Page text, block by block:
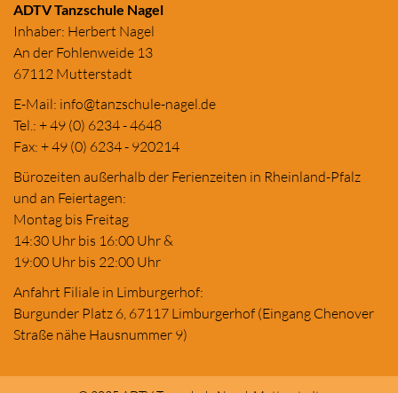
ADTV Tanzschule Nagel
Inhaber: Herbert Nagel
An der Fohlenweide 13
67112 Mutterstadt
E-Mail: info@tanzschule-nagel.de
Tel.: + 49 (0) 6234 - 4648
Fax: + 49 (0) 6234 - 920214
Bürozeiten außerhalb der Ferienzeiten in Rheinland-Pfalz
und an Feiertagen:
Montag bis Freitag
14:30 Uhr bis 16:00 Uhr &
19:00 Uhr bis 22:00 Uhr
Anfahrt Filiale in Limburgerhof:
Burgunder Platz 6, 67117 Limburgerhof (Eingang Chenover
Straße nähe Hausnummer 9)